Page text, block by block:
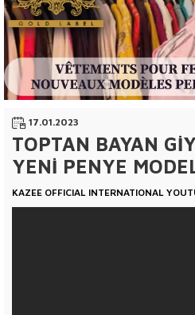
17.01.2023
TOPTAN BAYAN
YENİ PENYE
KAZEE OFFICIAL INTERNATIONAL